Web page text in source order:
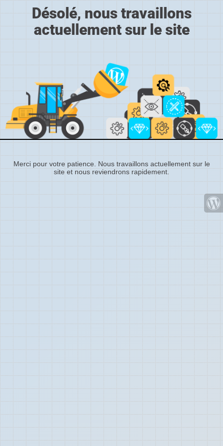
Désolé, nous travaillons
actuellement sur le site
Merci pour votre patience. Nous travaillons actuellement sur le
site et nous reviendrons rapidement.